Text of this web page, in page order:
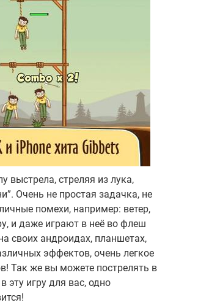
выстрела, стреляя из лука,
Очень не простая задачка, не
помехи, например: ветер,
и даже играют в неё во флеш
своих андроидах, планшетах,
эффектов, очень легкое
Так же вы можете пострелять в
эту игру для вас, одно